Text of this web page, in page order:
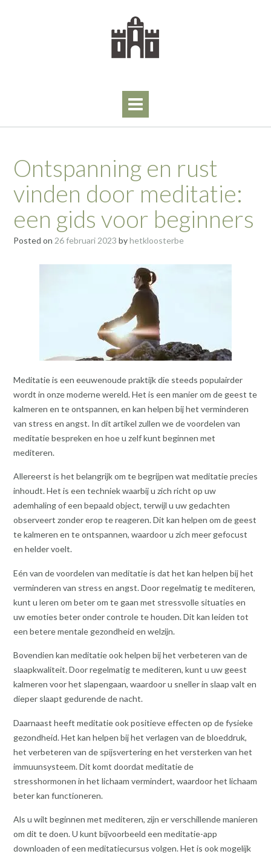
Ontspanning en rust
vinden door meditatie:
een gids voor beginners
Posted on 26 februari 2023 byhetkloosterbe
Meditatie is een eeuwenoude praktijk die steeds populairder
wordt in onze moderne wereld. Het is een manier om de geest te
kalmeren en te ontspannen, en kan helpen bij het verminderen
van stress en angst. In dit artikel zullen we de voordelen van
meditatie bespreken en hoe u zelf kunt beginnen met
mediteren.
Allereerst is het belangrijk om te begrijpen wat meditatie precies
inhoudt. Het is een techniek waarbij u zich richt op uw
ademhaling of een bepaald object, terwijl u uw gedachten
observeert zonder erop te reageren. Dit kan helpen om de geest
te kalmeren en te ontspannen, waardoor u zich meer gefocust
en helder voelt.
Eén van de voordelen van meditatie is dat het kan helpen bij het
verminderen van stress en angst. Door regelmatig te mediteren,
kunt u leren om beter om te gaan met stressvolle situaties en
uw emoties beter onder controle te houden. Dit kan leiden tot
een betere mentale gezondheid en welzijn.
Bovendien kan meditatie ook helpen bij het verbeteren van de
slaapkwaliteit. Door regelmatig te mediteren, kunt u uw geest
kalmeren voor het slapengaan, waardoor u sneller in slaap valt en
dieper slaapt gedurende de nacht.
Daarnaast heeft meditatie ook positieve effecten op de fysieke
gezondheid. Het kan helpen bij het verlagen van de bloeddruk,
het verbeteren van de spijsvertering en het versterken van het
immuunsysteem. Dit komt doordat meditatie de
stresshormonen in het lichaam vermindert, waardoor het lichaam
beter kan functioneren.
Als u wilt beginnen met mediteren, zijn er verschillende manieren
om dit te doen. U kunt bijvoorbeeld een meditatie-app
downloaden of een meditatiecursus volgen. Het is ook mogelijk